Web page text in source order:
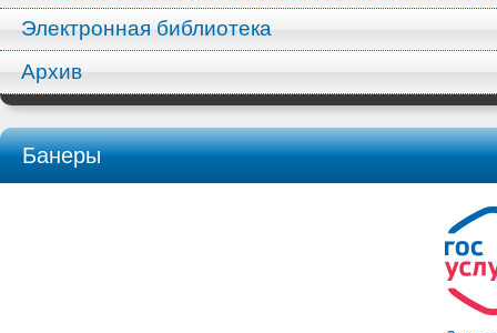
Электронная библиотека
Архив
Банеры